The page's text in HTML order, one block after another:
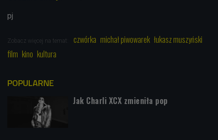
pj
Zobacz więcej na temat: czwórka michał piwowarek łukasz muszyński
film kino kultura
POPULARNE
Jak Charli XCX zmieniła pop